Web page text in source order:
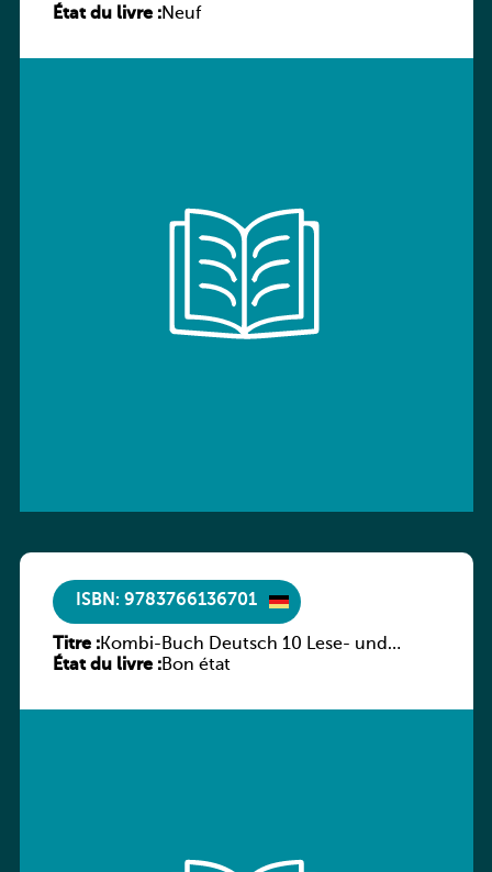
État du livre :Neuf
ISBN: 9783766136701
Titre :Kombi-Buch Deutsch 10 Lese- und
Sprachbuch
État du livre :Bon état